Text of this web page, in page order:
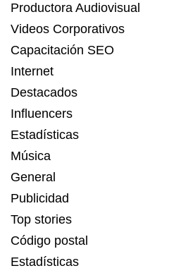
Productora Audiovisual
Videos Corporativos
Capacitación SEO
Internet
Destacados
Influencers
Estadísticas
Música
General
Publicidad
Top stories
Código postal
Estadísticas